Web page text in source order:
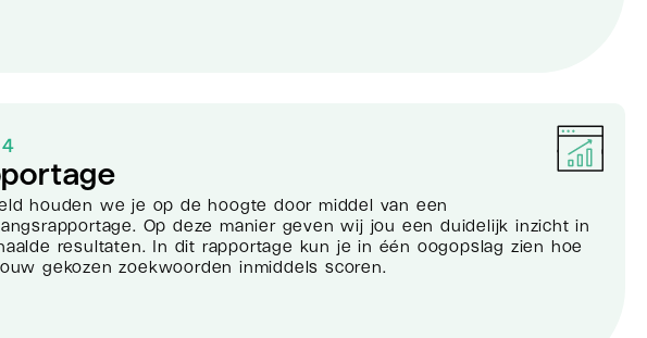
houden we je op de hoogte door middel van een
Op deze manier geven wij jou een duidelijk inzicht in
resultaten. In dit rapportage kun je in één oogopslag zien hoe
gekozen zoekwoorden inmiddels scoren.